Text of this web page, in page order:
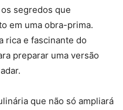
segredos que
em uma obra-prima.
rica e fascinante do
preparar uma versão
que não só ampliará